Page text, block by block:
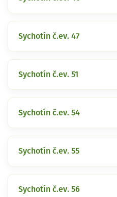
Sychotín č.ev. 47
Sychotín č.ev. 51
Sychotín č.ev. 54
Sychotín č.ev. 55
Sychotín č.ev. 56